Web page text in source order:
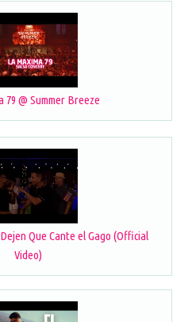
79 @ Summer Breeze
Que Cante el Gago (Official
Video)